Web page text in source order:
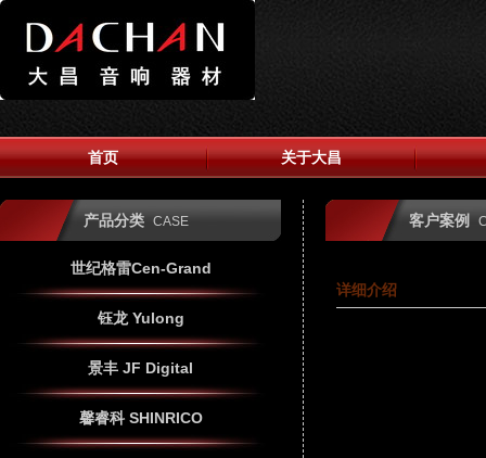
首页 关于大昌
产品分类 CASE
世纪格雷Cen-Grand
钰龙 Yulong
景丰 JF Digital
馨睿科 SHINRICO
客户案例
详细介绍